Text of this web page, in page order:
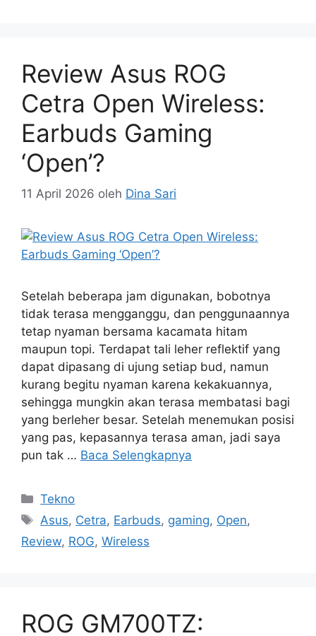
Review Asus ROG
Cetra Open Wireless:
Earbuds Gaming
‘Open’?
11 April 2026 oleh Dina Sari
Setelah beberapa jam digunakan, bobotnya
tidak terasa mengganggu, dan penggunaannya
tetap nyaman bersama kacamata hitam
maupun topi. Terdapat tali leher reflektif yang
dapat dipasang di ujung setiap bud, namun
kurang begitu nyaman karena kekakuannya,
sehingga mungkin akan terasa membatasi bagi
yang berleher besar. Setelah menemukan posisi
yang pas, kepasannya terasa aman, jadi saya
pun tak … Baca Selengkapnya
Kategori
Tekno
Tag
Asus, Cetra, Earbuds, gaming, Open,
Review, ROG, Wireless
ROG GM700TZ: